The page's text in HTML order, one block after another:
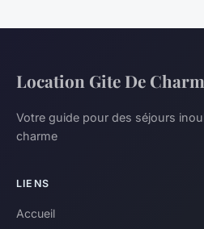
Location Gite De
Votre guide pour des séjours
charme
LIENS
Accueil